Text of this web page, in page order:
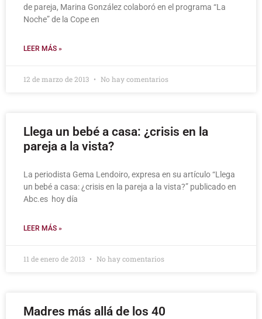
de pareja, Marina González colaboró en el programa “La
Noche” de la Cope en
LEER MÁS »
12 de marzo de 2013 No hay comentarios
Llega un bebé a casa: ¿crisis en la
pareja a la vista?
La periodista Gema Lendoiro, expresa en su artículo “Llega
un bebé a casa: ¿crisis en la pareja a la vista?” publicado en
Abc.es hoy día
LEER MÁS »
11 de enero de 2013 No hay comentarios
Madres más allá de los 40